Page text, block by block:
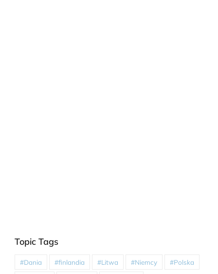
Topic Tags
#Dania #finlandia #Litwa #Niemcy #Polska